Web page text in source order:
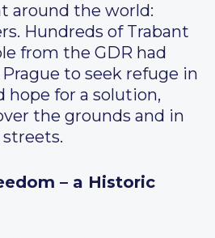
around the world:
Hundreds of Trabant
from the GDR had
to seek refuge in
hope for a solution,
the grounds and in
– a Historic